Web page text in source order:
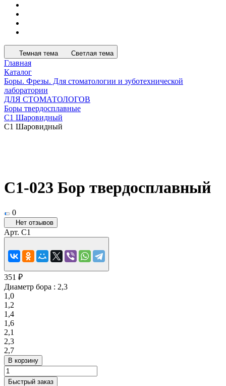
Темная тема Светлая тема
Главная
Каталог
Боры. Фрезы. Для стоматологии и зуботехнической
лаборатории
ДЛЯ СТОМАТОЛОГОВ
Боры твердосплавные
C1 Шаровидный
C1 Шаровидный
C1-023 Бор твердосплавный
0
Нет отзывов
Арт. C1
351 ₽
Диаметр бора : 2,3
1,0
1,2
1,4
1,6
2,1
2,3
2,7
В корзину
Быстрый заказ